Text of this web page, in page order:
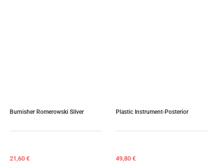
Burnisher Romerowski Silver
21,60 €
Plastic Instrument-Posterior
49,80 €